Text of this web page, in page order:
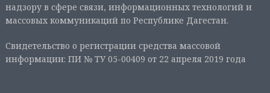
надзору в сфере связи, информационных технологий и
массовых коммуникаций по Республике Дагестан.
Свидетельство о регистрации средства массовой
информации: ПИ № ТУ 05-00409 от 22 апреля 2019 года